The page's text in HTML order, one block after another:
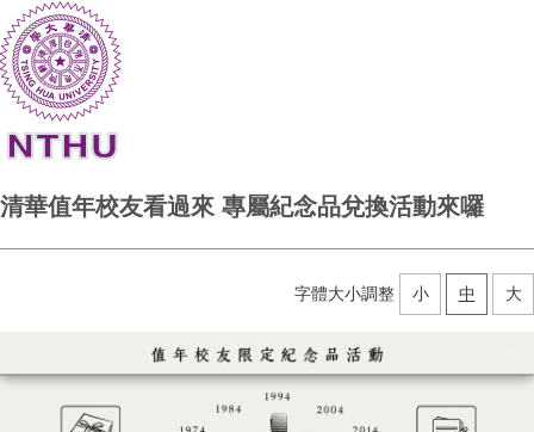
清華值年校友看過來 專屬紀念品兌換活動來囉
字體大小調整 小 中 大